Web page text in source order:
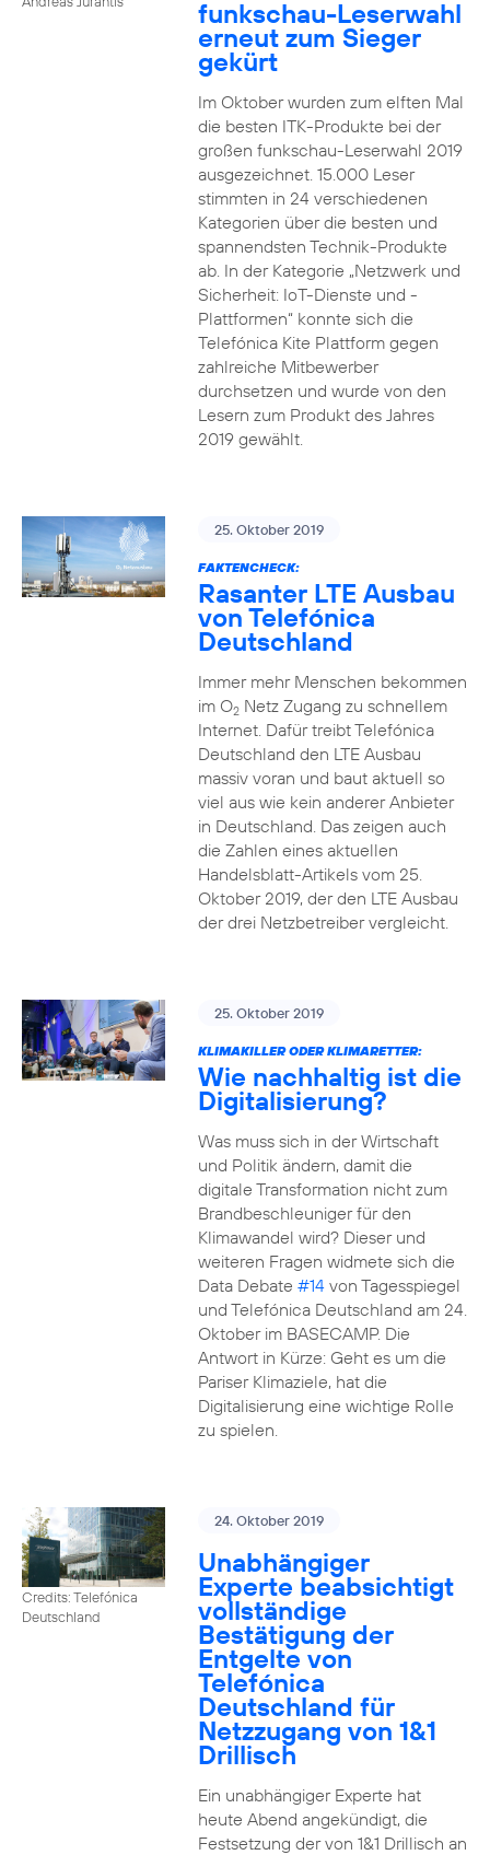
funkschau-Leserwahl
erneut zum Sieger
gekürt
Im Oktober wurden zum elften Mal
die besten ITK-Produkte bei der
großen funkschau-Leserwahl 2019
ausgezeichnet. 15.000 Leser
stimmten in 24 verschiedenen
Kategorien über die besten und
spannendsten Technik-Produkte
ab. In der Kategorie „Netzwerk und
Sicherheit: IoT-Dienste und -
Plattformen“ konnte sich die
Telefónica Kite Plattform gegen
zahlreiche Mitbewerber
durchsetzen und wurde von den
Lesern zum Produkt des Jahres
2019 gewählt.
25. Oktober 2019
FAKTENCHECK:
Rasanter LTE Ausbau
von Telefónica
Deutschland
Immer mehr Menschen bekommen
im O2Netz Zugang zu schnellem
Internet. Dafür treibt Telefónica
Deutschland den LTE Ausbau
massiv voran und baut aktuell so
viel aus wie kein anderer Anbieter
in Deutschland. Das zeigen auch
die Zahlen eines aktuellen
Handelsblatt-Artikels vom 25.
Oktober 2019, der den LTE Ausbau
der drei Netzbetreiber vergleicht.
25. Oktober 2019
KLIMAKILLER ODER KLIMARETTER:
Wie nachhaltig ist die
Digitalisierung?
Was muss sich in der Wirtschaft
und Politik ändern, damit die
digitale Transformation nicht zum
Brandbeschleuniger für den
Klimawandel wird? Dieser und
weiteren Fragen widmete sich die
Data Debate #14von Tagesspiegel
und Telefónica Deutschland am 24.
Oktober im BASECAMP. Die
Antwort in Kürze: Geht es um die
Pariser Klimaziele, hat die
Digitalisierung eine wichtige Rolle
zu spielen.
Credits: Telefónica
Deutschland
24. Oktober 2019
Unabhängiger
Experte beabsichtigt
vollständige
Bestätigung der
Entgelte von
Telefónica
Deutschland für
Netzzugang von 1&1
Drillisch
Ein unabhängiger Experte hat
heute Abend angekündigt, die
Festsetzung der von 1&1 Drillisch an